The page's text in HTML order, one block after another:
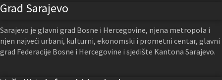
Grad Sarajevo
Sarajevo je glavni grad Bosne i Hercegovine, njena metropola i
njen najveći urbani, kulturni, ekonomski i prometni centar, glavni
grad Federacije Bosne i Hercegovine i sjedište Kantona Sarajevo.